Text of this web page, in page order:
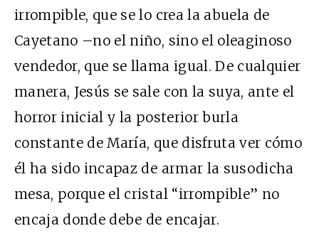
irrompible, que se lo crea la abuela de
Cayetano –no el niño, sino el oleaginoso
vendedor, que se llama igual. De cualquier
manera, Jesús se sale con la suya, ante el
horror inicial y la posterior burla
constante de María, que disfruta ver cómo
él ha sido incapaz de armar la susodicha
mesa, porque el cristal “irrompible” no
encaja donde debe de encajar.